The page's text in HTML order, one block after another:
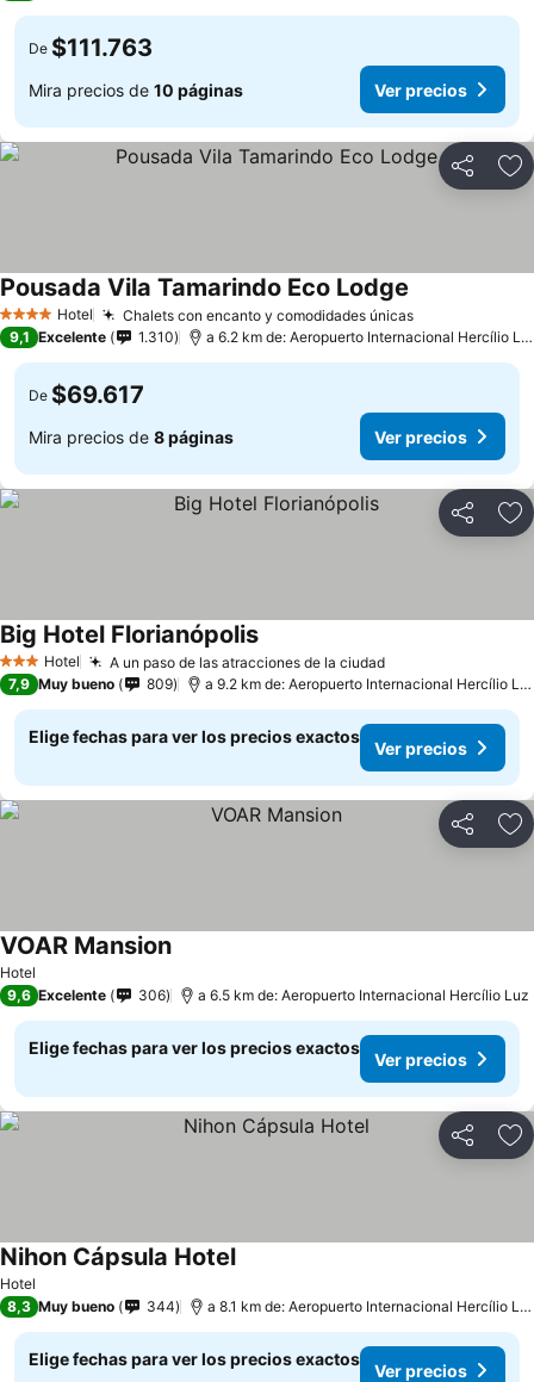
De $111.763
Mira precios de 10 páginas Ver precios
Compartir
4 EstrellasHotel Chalets con encanto y comodidades únicasVer precios
Pousada Vila Tamarindo Eco Lodge
9,1 Excelente 1.310 a 6.2 km de: Aeropuerto Internacional Hercílio
De $69.617
Mira precios de 8 páginas Ver precios
Compartir
3 Estrellas
Hotel A un paso de las atracciones de la ciudadVer precios
Big Hotel FlorianópolisVer precios
7,9 Muy bueno 809 a 9.2 km de: Aeropuerto Internacional Hercílio
Elige fechas para ver los precios exactos
Ver precios
Compartir
Hotel
VOAR MansionVer precios
9,6 Excelente 306 a 6.5 km de: Aeropuerto Internacional Hercílio Luz
Elige fechas para ver los precios exactos
Ver precios
Compartir
Hotel
Nihon Cápsula HotelVer precios
8,3 Muy bueno 344 a 8.1 km de: Aeropuerto Internacional Hercílio
Elige fechas para ver los precios exactos
Ver precios